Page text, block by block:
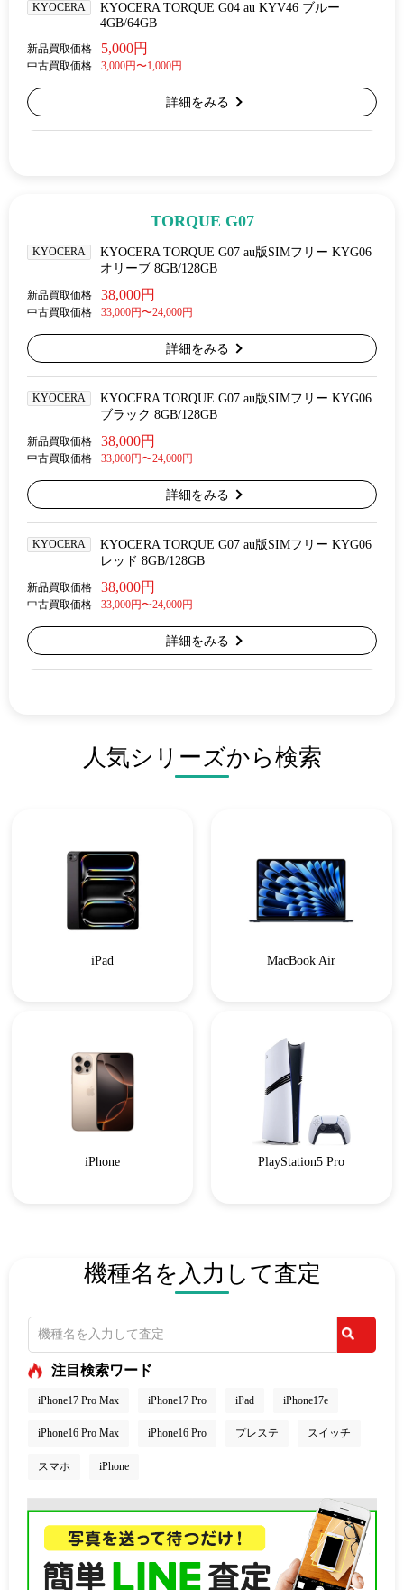
KYOCERA
KYOCERA TORQUE G04 au KYV46 ブルー
4GB/64GB
新品買取価格 5,000円
中古買取価格 3,000円〜1,000円
詳細をみる
TORQUE G07
KYOCERA
KYOCERA TORQUE G07 au版SIMフリー KYG06
オリーブ 8GB/128GB
新品買取価格 38,000円
中古買取価格 33,000円〜24,000円
詳細をみる
KYOCERA
KYOCERA TORQUE G07 au版SIMフリー KYG06
ブラック 8GB/128GB
新品買取価格 38,000円
中古買取価格 33,000円〜24,000円
詳細をみる
KYOCERA
KYOCERA TORQUE G07 au版SIMフリー KYG06
レッド 8GB/128GB
新品買取価格 38,000円
中古買取価格 33,000円〜24,000円
詳細をみる
人気シリーズから検索
iPad MacBook Air
iPhone PlayStation5 Pro
機種名を入力して査定
注目検索ワード
iPhone17 Pro Max iPhone17 Pro iPad iPhone17e
iPhone16 Pro Max iPhone16 Pro プレステ スイッチ
スマホ iPhone